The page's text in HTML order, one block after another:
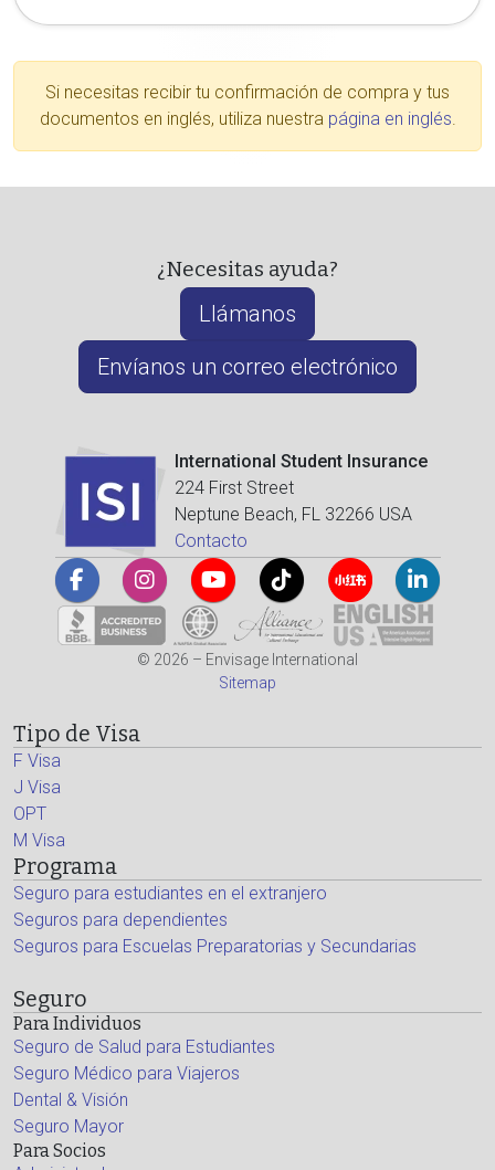
Si necesitas recibir tu confirmación de compra y tus
documentos en inglés, utiliza nuestra página en inglés.
¿Necesitas ayuda?
Llámanos
Envíanos un correo electrónico
International Student Insurance
224 First Street
Neptune Beach, FL 32266 USA
Contacto
© 2026 – Envisage International
Sitemap
Tipo de Visa
F Visa
J Visa
OPT
M Visa
Programa
Seguro para estudiantes en el extranjero
Seguros para dependientes
Seguros para Escuelas Preparatorias y Secundarias
Seguro
Para Individuos
Seguro de Salud para Estudiantes
Seguro Médico para Viajeros
Dental & Visión
Seguro Mayor
Para Socios